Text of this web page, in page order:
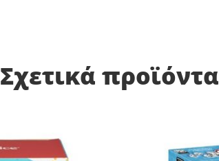
Σχετικά προϊόντα